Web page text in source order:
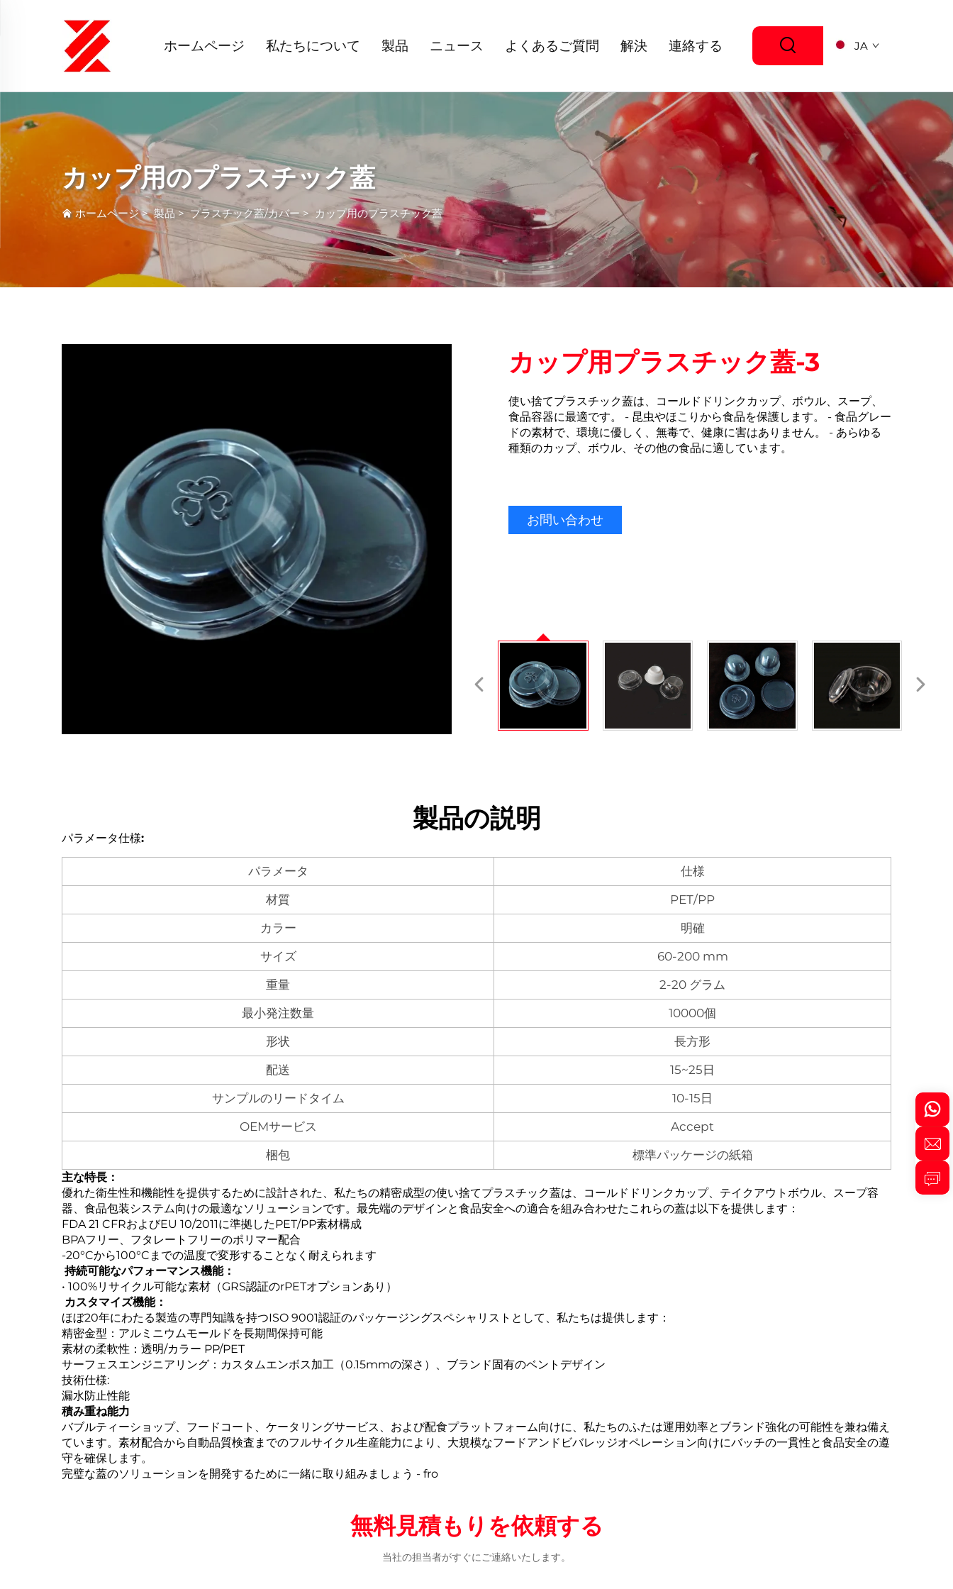
ホームページ 私たちについて 製品 ニュース よくあるご質問 解決 連絡する JA
カップ用のプラスチック蓋
ホームページ>製品>プラスチック蓋/カバー > カップ用のプラスチック蓋
カップ用プラスチック蓋-3
使い捨てプラスチック蓋は、コールドドリンクカップ、ボウル、スープ、
食品容器に最適です。 - 昆虫やほこりから食品を保護します。 - 食品グレー
ドの素材で、環境に優しく、無毒で、健康に害はありません。 - あらゆる
種類のカップ、ボウル、その他の食品に適しています。
お問い合わせ
製品の説明
パラメータ仕様:
パラメータ
仕様
材質
PET/PP
カラー
明確
サイズ
60-200 mm
重量
2-20 グラム
最小発注数量
10000個
形状
長方形
配送
15~25日
サンプルのリードタイム
10-15日
OEMサービス
Accept
梱包
標準パッケージの紙箱
主な特長：‌
優れた衛生性和機能性を提供するために設計された、私たちの精密成型の使い捨てプラスチック蓋は、コールドドリンクカップ、テイクアウトボウル、スープ容
器、食品包装システム向けの最適なソリューションです。最先端のデザインと食品安全への適合を組み合わせたこれらの蓋は以下を提供します：
FDA 21 CFRおよびEU 10/2011に準拠したPET/PP素材構成
BPAフリー、フタレートフリーのポリマー配合
-20°Cから100°Cまでの温度で変形することなく耐えられます
持続可能なパフォーマンス機能：‌
• 100%リサイクル可能な素材（GRS認証のrPETオプションあり）
カスタマイズ機能：
ほぼ20年にわたる製造の専門知識を持つISO 9001認証のパッケージングスペシャリストとして、私たちは提供します：
精密金型：アルミニウムモールドを長期間保持可能
素材の柔軟性：透明/カラー PP/PET
サーフェスエンジニアリング：カスタムエンボス加工（0.15mmの深さ）、ブランド固有のベントデザイン
‌技術仕様:‌
漏水防止性能
積み重ね能力
バブルティーショップ、フードコート、ケータリングサービス、および配食プラットフォーム向けに、私たちのふたは運用効率とブランド強化の可能性を兼ね備え
ています。素材配合から自動品質検査までのフルサイクル生産能力により、大規模なフードアンドビバレッジオペレーション向けにバッチの一貫性と食品安全の遵
守を確保します。
完璧な蓋のソリューションを開発するために一緒に取り組みましょう - fro
無料見積もりを依頼する
当社の担当者がすぐにご連絡いたします。